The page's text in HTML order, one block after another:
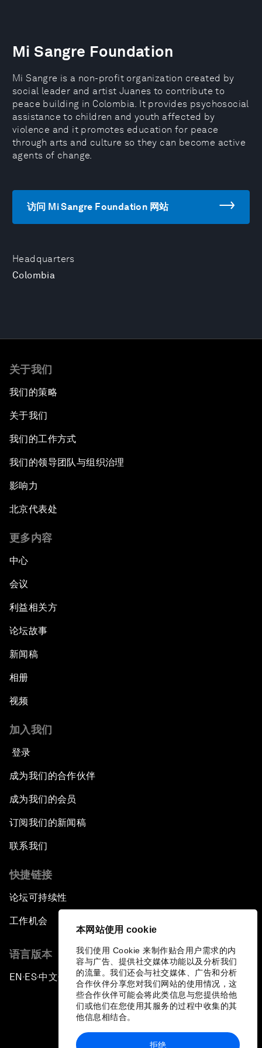
本网站使用 cookie
我们使用 Cookie 来制作贴合用户需求的内
容与广告、提供社交媒体功能以及分析我们
的流量。我们还会与社交媒体、广告和分析
合作伙伴分享您对我们网站的使用情况，这
些合作伙伴可能会将此类信息与您提供给他
们或他们在您使用其服务的过程中收集的其
他信息相结合。
拒绝
Headquarters
Colombia
Mi Sangre Foundation
Mi Sangre is a non-profit organization created by
social leader and artist Juanes to contribute to
peace building in Colombia. It provides psychosocial
assistance to children and youth affected by
violence and it promotes education for peace
through arts and culture so they can become active
agents of change.
访问 Mi Sangre Foundation 网站
关于我们
我们的策略
关于我们
我们的工作方式
我们的领导团队与组织治理
影响力
北京代表处
更多内容
中心
会议
利益相关方
论坛故事
新闻稿
相册
视频
加入我们
登录
成为我们的合作伙伴
成为我们的会员
订阅我们的新闻稿
联系我们
快捷链接
论坛可持续性
工作机会
语言版本
EN ▪ES▪中文▪ 日本語